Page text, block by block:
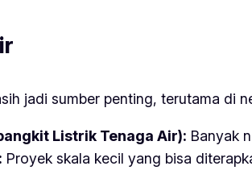
jadi sumber penting, terutama di
Listrik Tenaga Air): Banyak
Proyek skala kecil yang bisa